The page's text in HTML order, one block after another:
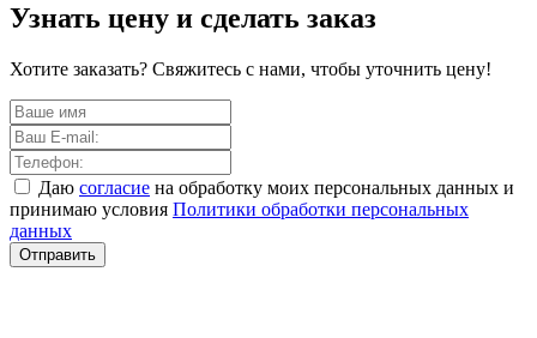
Узнать цену и сделать заказ
Хотите заказать? Свяжитесь с нами, чтобы уточнить цену!
Даю согласие на обработку моих персональных данных и
принимаю условия Политики обработки персональных
данных
Отправить